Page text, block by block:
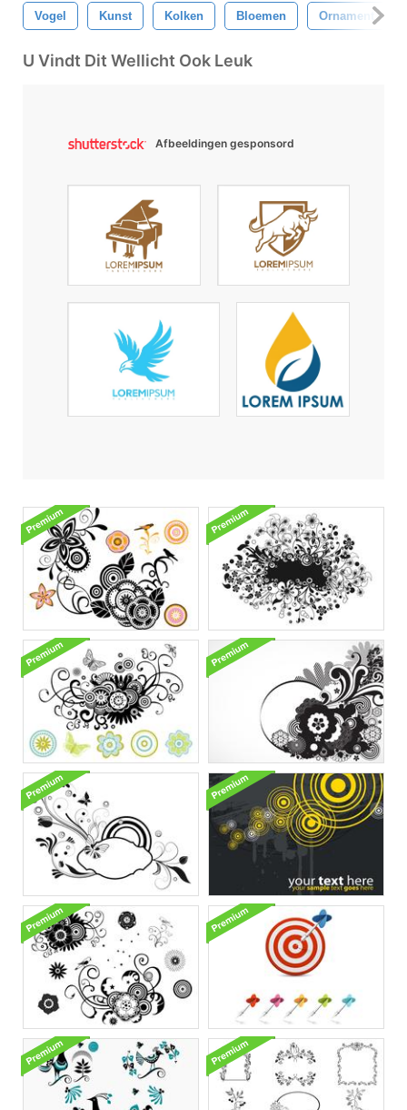
Vogel Kunst Kolken Bloemen Ornament
U Vindt Dit Wellicht Ook Leuk
Afbeeldingen gesponsord